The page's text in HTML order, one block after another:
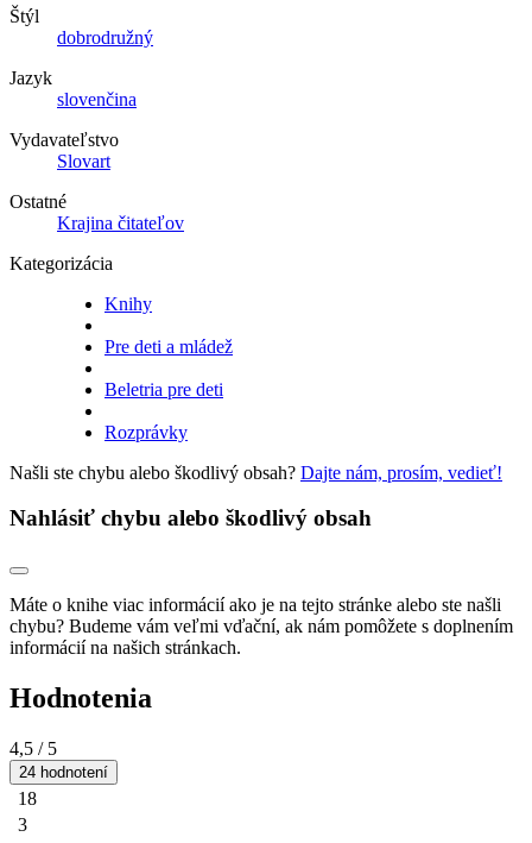
Štýl
dobrodružný
Jazyk
slovenčina
Vydavateľstvo
Slovart
Ostatné
Krajina čitateľov
Kategorizácia
Knihy
Pre deti a mládež
Beletria pre deti
Rozprávky
Našli ste chybu alebo škodlivý obsah? Dajte nám, prosím, vedieť!
Nahlásiť chybu alebo škodlivý obsah
Máte o knihe viac informácií ako je na tejto stránke alebo ste našli
chybu? Budeme vám veľmi vďační, ak nám pomôžete s doplnením
informácií na našich stránkach.
Hodnotenia
4,5 / 5
24 hodnotení
18
3